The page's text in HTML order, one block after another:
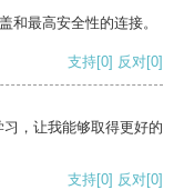
和最高安全性的连接。
支持[0] 反对[0]
，让我能够取得更好的
支持[0] 反对[0]